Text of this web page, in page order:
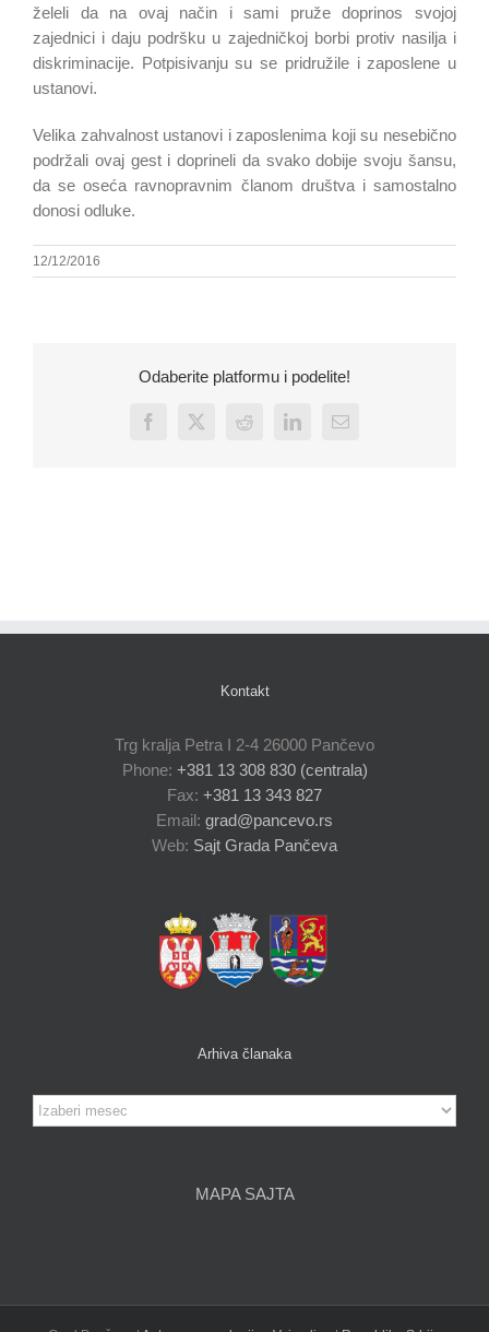
želeli da na ovaj način i sami pruže doprinos svojoj
zajednici i daju podršku u zajedničkoj borbi protiv nasilja i
diskriminacije. Potpisivanju su se pridružile i zaposlene u
ustanovi.
Velika zahvalnost ustanovi i zaposlenima koji su nesebično
podržali ovaj gest i doprineli da svako dobije svoju šansu,
da se oseća ravnopravnim članom društva i samostalno
donosi odluke.
12/12/2016
Odaberite platformu i podelite!
Facebook
X Reddit LinkedInEmail
Kontakt
Trg kralja Petra I 2-4 26000 Pančevo
Phone: +381 13 308 830 (centrala)
Fax: +381 13 343 827
Email: grad@pancevo.rs
Web: Sajt Grada Pančeva
Arhiva članaka
Arhiva
članaka
MAPA SAJTA